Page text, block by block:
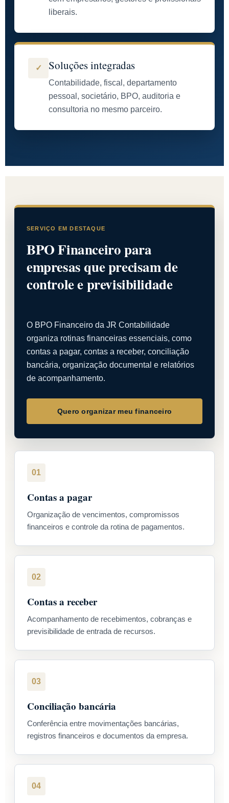
liberais.
✓ Soluções integradas
Contabilidade, fiscal, departamento
pessoal, societário, BPO, auditoria e
consultoria no mesmo parceiro.
SERVIÇO EM DESTAQUE
BPO Financeiro para
empresas que precisam de
controle e previsibilidade
O BPO Financeiro da JR Contabilidade
organiza rotinas financeiras essenciais, como
contas a pagar, contas a receber, conciliação
bancária, organização documental e relatórios
de acompanhamento.
Quero organizar meu financeiro
01
Contas a pagar
Organização de vencimentos, compromissos
financeiros e controle da rotina de pagamentos.
02
Contas a receber
Acompanhamento de recebimentos, cobranças e
previsibilidade de entrada de recursos.
03
Conciliação bancária
Conferência entre movimentações bancárias,
registros financeiros e documentos da empresa.
04